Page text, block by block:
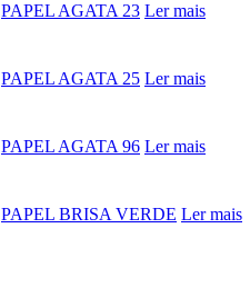
PAPEL AGATA 23 Ler mais
PAPEL AGATA 25 Ler mais
PAPEL AGATA 96 Ler mais
PAPEL BRISA VERDE Ler mais